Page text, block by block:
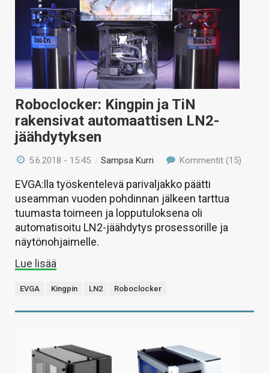
Roboclocker: Kingpin ja TiN
rakensivat automaattisen LN2-
jäähdytyksen
5.6.2018 - 15:45 /Sampsa Kurri Kommentit (15)
EVGA:lla työskentelevä parivaljakko päätti
useamman vuoden pohdinnan jälkeen tarttua
tuumasta toimeen ja lopputuloksena oli
automatisoitu LN2-jäähdytys prosessorille ja
näytönohjaimelle.
Lue lisää
EVGA Kingpin LN2 Roboclocker